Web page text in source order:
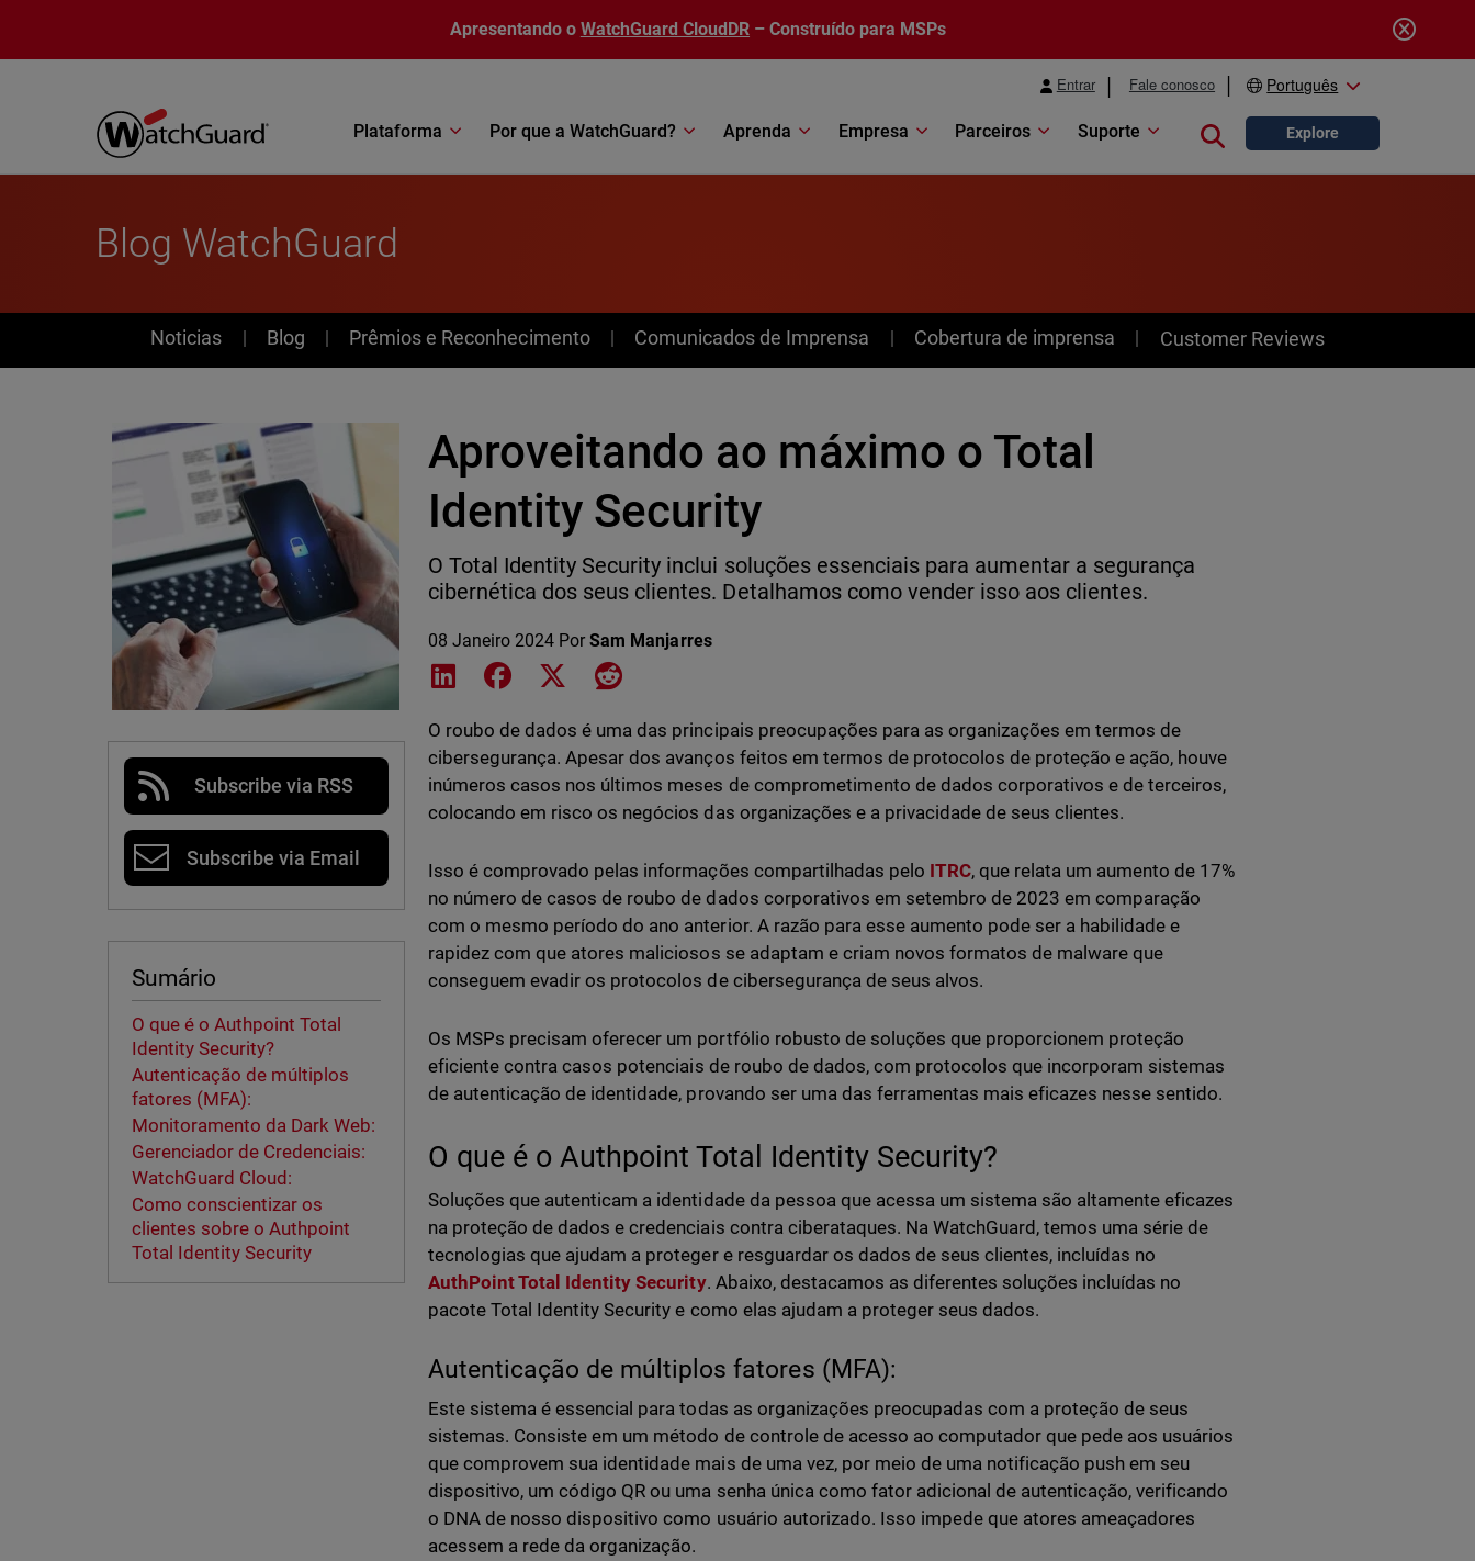
Apresentando o WatchGuard CloudDR – Construído para MSPs
Entrar Fale conosco Português
Plataforma Por que a WatchGuard? Aprenda Empresa Parceiros Suporte Close search
Explore
Blog WatchGuard
News
Noticias Blog Prêmios e Reconhecimento Comunicados de Imprensa Cobertura de imprensa Customer Reviews
Subscribe via RSS
Subscribe via Email
Sumário
O que é o Authpoint Total
Identity Security?
Autenticação de múltiplos
fatores (MFA):
Monitoramento da Dark Web:
Gerenciador de Credenciais:
WatchGuard Cloud:
Como conscientizar os
clientes sobre o Authpoint
Total Identity Security
Aproveitando ao máximo o Total
Identity Security
O Total Identity Security inclui soluções essenciais para aumentar a segurança
cibernética dos seus clientes. Detalhamos como vender isso aos clientes.
08 Janeiro 2024 PorSam Manjarres
Share on LinkedIn
Share on Facebook
Share on XShare on Reddit
O roubo de dados é uma das principais preocupações para as organizações em termos de
cibersegurança. Apesar dos avanços feitos em termos de protocolos de proteção e ação, houve
inúmeros casos nos últimos meses de comprometimento de dados corporativos e de terceiros,
colocando em risco os negócios das organizações e a privacidade de seus clientes.
Isso é comprovado pelas informações compartilhadas pelo ITRC, que relata um aumento de 17%
no número de casos de roubo de dados corporativos em setembro de 2023 em comparação
com o mesmo período do ano anterior. A razão para esse aumento pode ser a habilidade e
rapidez com que atores maliciosos se adaptam e criam novos formatos de malware que
conseguem evadir os protocolos de cibersegurança de seus alvos.
Os MSPs precisam oferecer um portfólio robusto de soluções que proporcionem proteção
eficiente contra casos potenciais de roubo de dados, com protocolos que incorporam sistemas
de autenticação de identidade, provando ser uma das ferramentas mais eficazes nesse sentido.
O que é o Authpoint Total Identity Security?
Soluções que autenticam a identidade da pessoa que acessa um sistema são altamente eficazes
na proteção de dados e credenciais contra ciberataques. Na WatchGuard, temos uma série de
tecnologias que ajudam a proteger e resguardar os dados de seus clientes, incluídas no
AuthPoint Total Identity Security. Abaixo, destacamos as diferentes soluções incluídas no
pacote Total Identity Security e como elas ajudam a proteger seus dados.
Autenticação de múltiplos fatores (MFA):
Este sistema é essencial para todas as organizações preocupadas com a proteção de seus
sistemas. Consiste em um método de controle de acesso ao computador que pede aos usuários
que comprovem sua identidade mais de uma vez, por meio de uma notificação push em seu
dispositivo, um código QR ou uma senha única como fator adicional de autenticação, verificando
o DNA de nosso dispositivo como usuário autorizado. Isso impede que atores ameaçadores
acessem a rede da organização.